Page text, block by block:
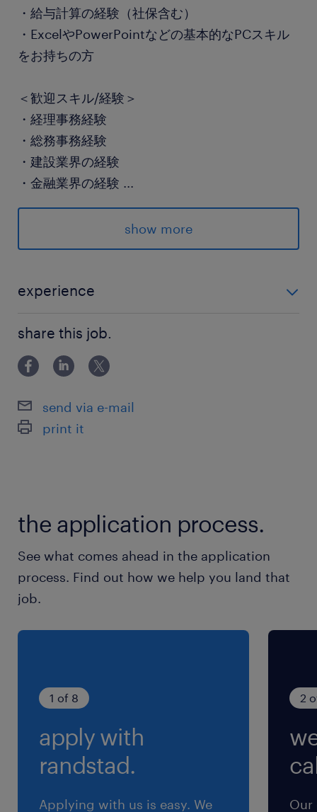
・給与計算の経験（社保含む）
・ExcelやPowerPointなどの基本的なPCスキル
をお持ちの方
＜歓迎スキル/経験＞
・経理事務経験
・総務事務経験
・建設業界の経験
・金融業界の経験 ...
健康保険 厚生年金保険 雇用保険
待遇・福利厚生
雇用保険、労災保険、退職金制度
＜各手当・制度補足＞
通勤手当：実費支給（上限5万円まで/月）
社会保険：補足事項なし
退職金制度：■確定拠出年金制度あり
可
有（育休後復帰率100%）
＜教育制度・資格補助補足＞
OJT、集合教育、資格取得支援などを体系的にフ
ォローし社内大学校「SANWAアカデミー」で
＜その他補足＞
社会保険制度・保養施設有（福井県若狭、千葉県
九十九里）
休日休暇
土曜日 日曜日 祝日
show more
experience
の経験（社保含む） ・ExcelやPowerPointなどの基本
的なPCスキルをお持ちの方 ＜歓迎スキル/経験＞ ・経
理事務経験 ・総務事務経験
share this job.
send via e-mail
print it
the application process.
See what comes ahead in the application
process. Find out how we help you land that
job.
1 of 8
apply with
randstad.
Applying with us is easy. We
2
Our